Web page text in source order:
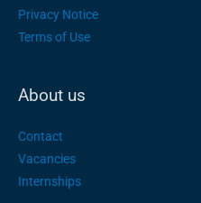
Privacy Notice
Terms of Use
About us
Contact
Vacancies
Internships